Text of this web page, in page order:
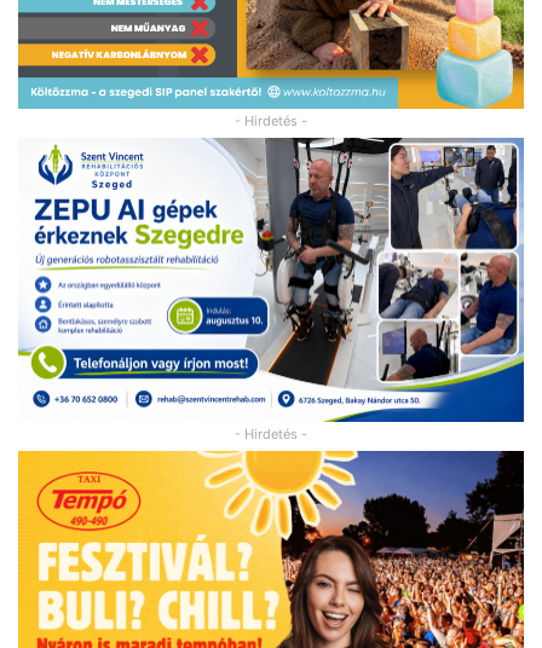
- Hirdetés -
- Hirdetés -